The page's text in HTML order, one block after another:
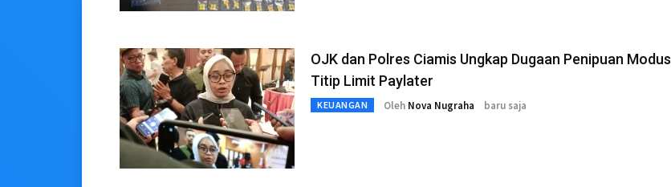
OJK dan Polres Ciamis Ungkap Dugaan Penipuan Modus
Titip Limit Paylater
KEUANGAN Oleh Nova Nugraha baru saja